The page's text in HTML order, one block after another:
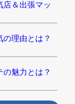
店＆出張マッ
の理由とは？
の魅力とは？